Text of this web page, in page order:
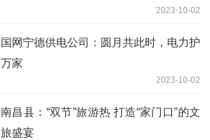
2023-10-02
国网宁德供电公司：圆月共此时，电力护
万家
2023-10-02
南昌县：“双节”旅游热 打造“家门口”的文
旅盛宴